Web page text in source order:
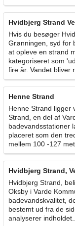
Hvidbjerg Strand
Hvis du besøger
Grønningen, syd for
at opleve en strand
kategoriseret som
fire år. Vandet bliver
Henne Strand
Henne Strand ligger
Strand, en del af
badevandsstationer
placeret som den
mellem 100 -127
Hvidbjerg Strand,
Hvidbjerg Strand,
Oksby i Varde
badevandskvalitet,
bestemt ud fra de
analyserer indholdet...